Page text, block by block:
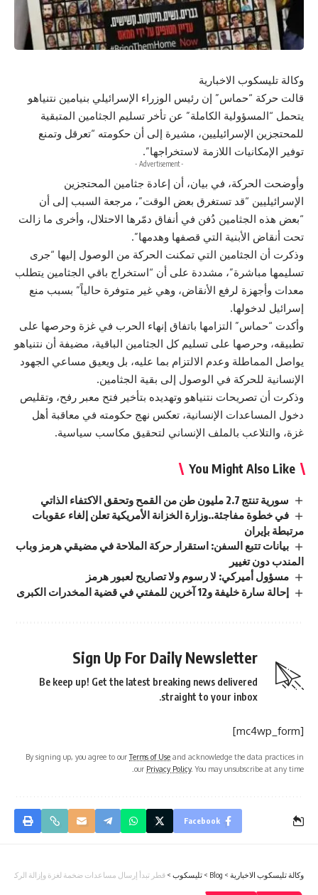
وكالة تليسكوب الاخبارية
قالت حركة “حماس” إن رئيس الوزراء الإسرائيلي بنيامين نتنياهو
يتحمل “المسؤولية الكاملة” عن تأخر تسليم الجثامين المتبقية
للمحتجزين الإسرائيليين، مشيرة إلى أن حكومته “تعرقل وتمنع
توفير الإمكانيات اللازمة لاستخراجها”.
- Advertisement -
وأوضحت الحركة، في بيان، أن إعادة جثامين المحتجزين
الإسرائيليين “قد تستغرق بعض الوقت”، مرجعة السبب إلى أن
“بعض هذه الجثامين دُفن في أنفاق دمّرها الاحتلال، وأخرى ما زالت
تحت أنقاض الأبنية التي قصفها وهدمها”.
وذكرت أن الجثامين التي تمكنت الحركة من الوصول إليها “جرى
تسليمها مباشرة”، مشددة على أن “استخراج باقي الجثامين يتطلب
معدات وأجهزة لرفع الأنقاض، وهي غير متوفرة حالياً” بسبب منع
إسرائيل لدخولها.
وأكدت “حماس” التزامها باتفاق إنهاء الحرب في غزة وحرصها على
تطبيقه، وحرصها على تسليم كل الجثامين الباقية، مضيفة أن نتنياهو
يواصل المماطلة وعدم الالتزام بما عليه، بل ويعيق مساعي الجهود
الإنسانية للحركة في الوصول إلى بقية الجثامين.
وذكرت أن تصريحات نتنياهو وتهديده بتأخير فتح معبر رفح، وتقليص
دخول المساعدات الإنسانية، تعكس نهج حكومته في معاقبة أهل
غزة، والتلاعب بالملف الإنساني لتحقيق مكاسب سياسية.
You Might Also Like
سورية تنتج 2.7 مليون طن من القمح وتحقق الاكتفاء الذاتي
في خطوة مفاجئة..وزارة الخزانة الأمريكية تعلن إلغاء عقوبات
مرتبطة بإيران
بيانات تتبع السفن: استقرار حركة الملاحة في مضيقي هرمز وباب
المندب دون تغيير
مسؤول أميركي: لا رسوم ولا تصاريح لعبور هرمز
إحالة سارة خليفة و12 آخرين للمفتي في قضية المخدرات الكبرى
Sign Up For Daily Newsletter
Be keep up! Get the latest breaking news delivered
straight to your inbox.
[mc4wp_form]
By signing up, you agree to ourTerms of Use and acknowledge the data practices in
our Privacy Policy. You may unsubscribe at any time.
Facebook
وكالة تليسكوب الاخبارية >
Blog
> تليسكوب > قطر تبدأ إرسال مساعدات ضخمة لغزة وإزالة الركام